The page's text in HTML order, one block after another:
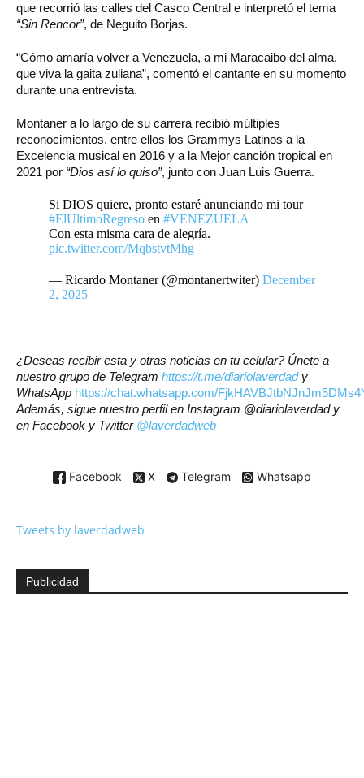
que recorrió las calles del Casco Central e interpretó el tema
“Sin Rencor”, de Neguito Borjas.
“Cómo amaría volver a Venezuela, a mi Maracaibo del alma,
que viva la gaita zuliana”, comentó el cantante en su momento
durante una entrevista.
Montaner a lo largo de su carrera recibió múltiples
reconocimientos, entre ellos los Grammys Latinos a la
Excelencia musical en 2016 y a la Mejor canción tropical en
2021 por “Dios así lo quiso”, junto con Juan Luis Guerra.
Si DIOS quiere, pronto estaré anunciando mi tour
#ElUltimoRegreso en #VENEZUELA
Con esta misma cara de alegría.
pic.twitter.com/MqbstvtMhg
— Ricardo Montaner (@montanertwiter) December
2, 2025
¿Deseas recibir esta y otras noticias en tu celular? Únete a
nuestro grupo de Telegram https://t.me/diariolaverdady
WhatsApp https://chat.whatsapp.com/
Además, sigue nuestro perfil en Instagram @diariolaverdad y
en Facebook y Twitter @laverdadweb
Facebook X Telegram Whatsapp
Tweets by laverdadweb
Publicidad